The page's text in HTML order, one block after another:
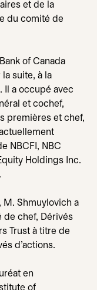
et de la
du comité de
of Canada
la suite, à la
Il a occupé avec
et cochef,
premières et chef,
NBCFI, NBC
Holdings Inc.
M. Shmuylovich a
de chef, Dérivés
Trust à titre de
d’actions.
en
of